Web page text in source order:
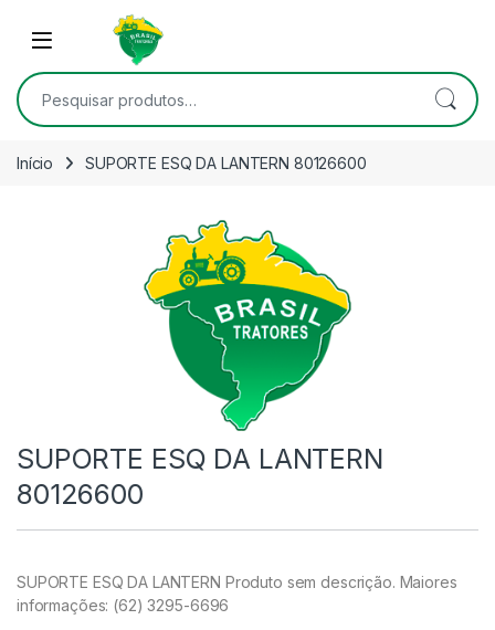
Skip to navigation
Open
Pesquisar por:
Início SUPORTE ESQ DA LANTERN 80126600
SUPORTE ESQ DA LANTERN
80126600
SUPORTE ESQ DA LANTERN Produto sem descrição. Maiores
informações: (62) 3295-6696